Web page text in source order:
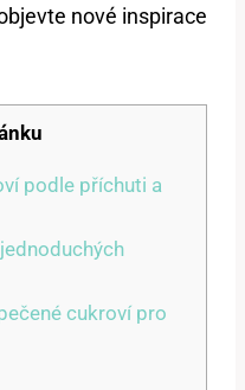
nové inspirace
podle příchuti a
cukroví pro